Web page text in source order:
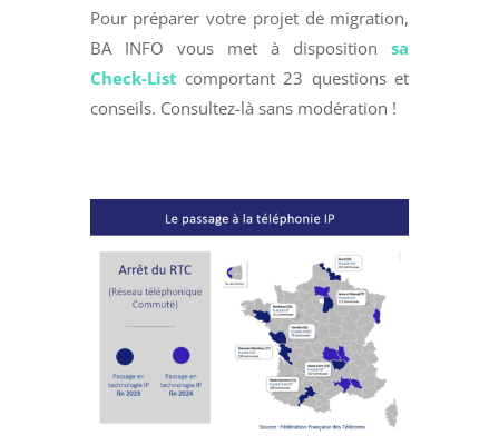
Pour préparer votre projet de migration,
BA INFO vous met à dispositionsa
Check-List comportant 23 questions et
conseils. Consultez-là sans modération !